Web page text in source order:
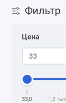
Фильтр
Цена
33,0 1,2